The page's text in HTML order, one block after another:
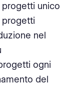
progetti unico
progetti
nel
ogni
del